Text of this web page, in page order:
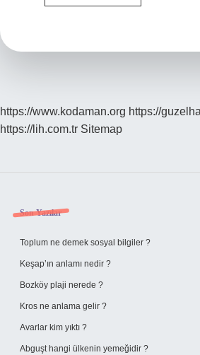
Derinlik
https://www.kodaman.org https://
https://lih.com.tr Sitemap
Sidebar
Son Yazılar
Toplum ne demek sosyal bilgiler ?
Keşap’ın anlamı nedir ?
Bozköy plaji nerede ?
Kros ne anlama gelir ?
Avarlar kim yıktı ?
Abguşt hangi ülkenin yemeğidir ?